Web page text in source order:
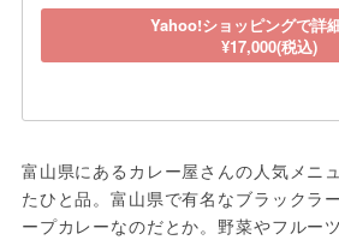
Yahoo!ショッピングで詳
¥17,000(税込)
富山県にあるカレー屋さんの人気メニ
たひと品。富山県で有名なブラックラ
ープカレーなのだとか。野菜やフルー